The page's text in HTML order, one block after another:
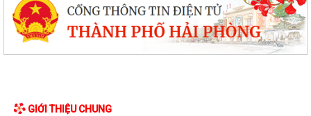
GIỚI THIỆU CHUNG